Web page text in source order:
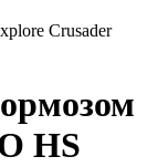
Crusader
HS